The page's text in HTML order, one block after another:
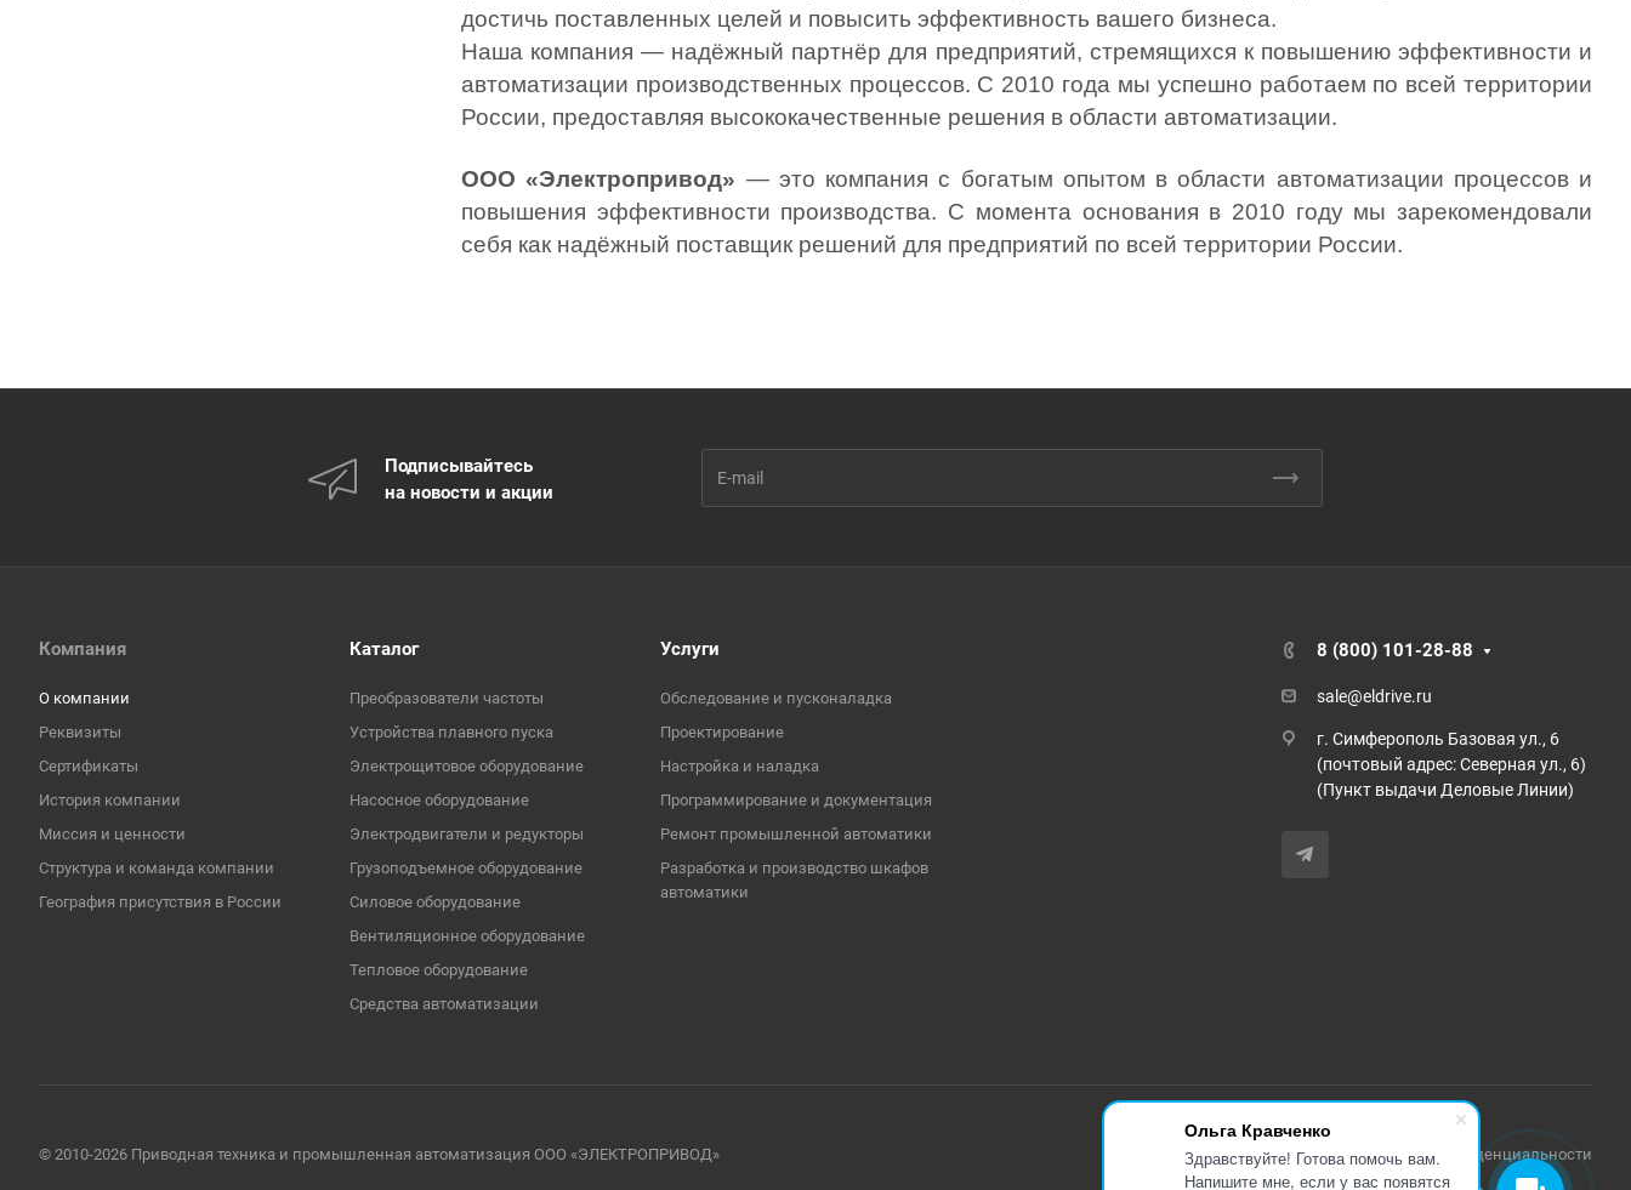
Ольга Кравченко
Здравствуйте! Готова помочь вам.
Напишите мне, если у вас появятся
достичь поставленных целей и повысить эффективность вашего бизнеса.
Наша компания — надёжный партнёр для предприятий, стремящихся к повышению эффективности и
автоматизации производственных процессов. С 2010 года мы успешно работаем по всей территории
России, предоставляя высококачественные решения в области автоматизации.
ООО «Электропривод» — это компания с богатым опытом в области автоматизации процессов и
повышения эффективности производства. С момента основания в 2010 году мы зарекомендовали
себя как надёжный поставщик решений для предприятий по всей территории России.
Подписывайтесь
на новости и акции
Компания
О компании
Реквизиты
Сертификаты
История компании
Миссия и ценности
Структура и команда компании
География присутствия в России
Каталог
Преобразователи частоты
Устройства плавного пуска
Электрощитовое оборудование
Насосное оборудование
Электродвигатели и редукторы
Грузоподъемное оборудование
Cиловое оборудование
Вентиляционное оборудование
Тепловое оборудование
Средства автоматизации
Услуги
Обследование и пусконаладка
Проектирование
Настройка и наладка
Программирование и документация
Ремонт промышленной автоматики
Разработка и производство шкафов
автоматики
8 (800) 101-28-88
sale@eldrive.ru
г. Симферополь Базовая ул., 6
(почтовый адрес: Северная ул., 6)
(Пункт выдачи Деловые Линии)
© 2010-2026 Приводная техника и промышленная автоматизация ООО «ЭЛЕКТРОПРИВОД» Политика конфиденциальности